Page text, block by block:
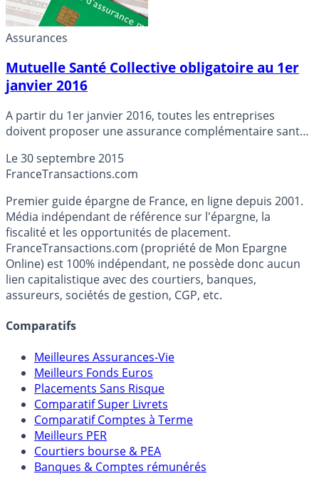
Assurances
Mutuelle Santé Collective obligatoire au 1er
janvier 2016
A partir du 1er janvier 2016, toutes les entreprises
doivent proposer une assurance complémentaire santé
Le30 septembre 2015
FranceTransactions.com
Premier guide épargne de France, en ligne depuis 2001.
Média indépendant de référence sur l'épargne, la
fiscalité et les opportunités de placement.
FranceTransactions.com (propriété de Mon Epargne
Online) est 100% indépendant, ne possède donc aucun
lien capitalistique avec des courtiers, banques,
assureurs, sociétés de gestion, CGP, etc.
Comparatifs
Meilleures Assurances-Vie
Meilleurs Fonds Euros
Placements Sans Risque
Comparatif Super Livrets
Comparatif Comptes à Terme
Meilleurs PER
Courtiers bourse & PEA
Banques & Comptes rémunérés